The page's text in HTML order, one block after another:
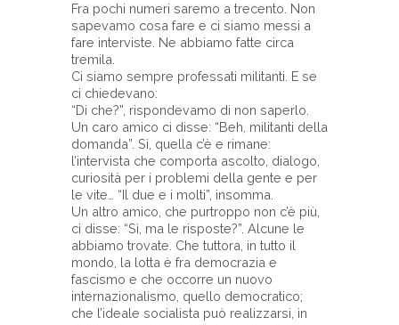
Fra pochi numeri saremo a trecento. Non
sapevamo cosa fare e ci siamo messi a
fare interviste. Ne abbiamo fatte circa
tremila.
Ci siamo sempre professati militanti. E se
ci chiedevano:
“Di che?”, rispondevamo di non saperlo.
Un caro amico ci disse: “Beh, militanti della
domanda”. Sì, quella c’è e rimane:
l’intervista che comporta ascolto, dialogo,
curiosità per i problemi della gente e per
le vite… “Il due e i molti”, insomma.
Un altro amico, che purtroppo non c’è più,
ci disse: “Sì, ma le risposte?”. Alcune le
abbiamo trovate. Che tuttora, in tutto il
mondo, la lotta è fra democrazia e
fascismo e che occorre un nuovo
internazionalismo, quello democratico;
che l’ideale socialista può realizzarsi, in